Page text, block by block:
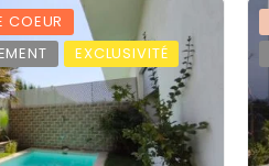
COEUR
EXCLUSIVITÉ